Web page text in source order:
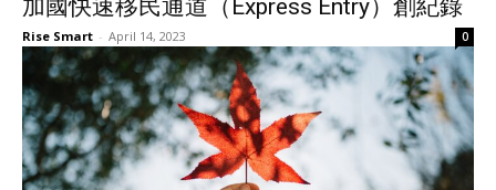
加國快速移民通道（Express Entry）創紀錄
Rise Smart - April 14, 2023 0